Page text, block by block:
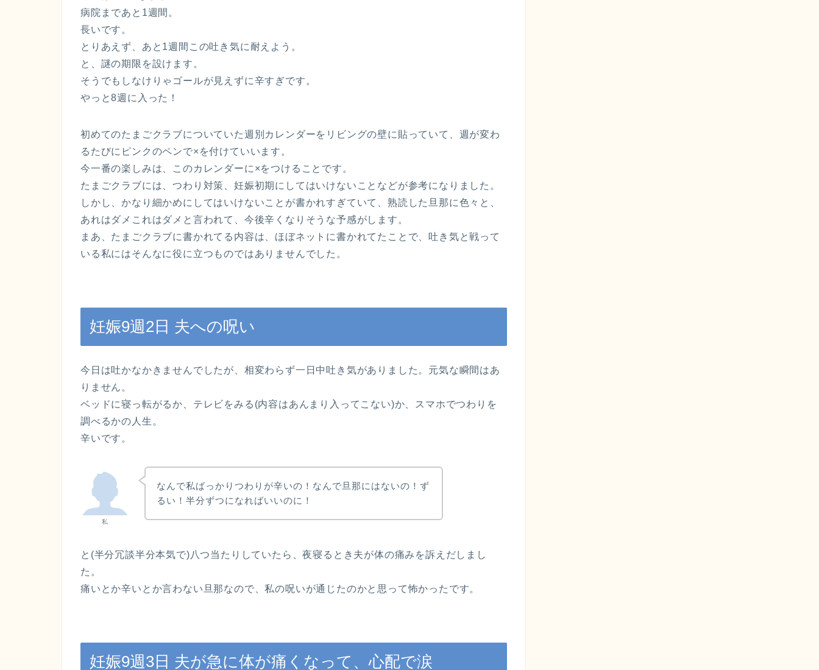
病院まであと1週間。
長いです。
とりあえず、あと1週間この吐き気に耐えよう。
と、謎の期限を設けます。
そうでもしなけりゃゴールが見えずに辛すぎです。
やっと8週に入った！
初めてのたまごクラブについていた週別カレンダーをリビングの壁に貼っていて、週が変わ
るたびにピンクのペンで×を付けていいます。
今一番の楽しみは、このカレンダーに×をつけることです。
たまごクラブには、つわり対策、妊娠初期にしてはいけないことなどが参考になりました。
しかし、かなり細かめにしてはいけないことが書かれすぎていて、熟読した旦那に色々と、
あれはダメこれはダメと言われて、今後辛くなりそうな予感がします。
まあ、たまごクラブに書かれてる内容は、ほぼネットに書かれてたことで、吐き気と戦って
いる私にはそんなに役に立つものではありませんでした。
妊娠9週2日 夫への呪い
今日は吐かなかきませんでしたが、相変わらず一日中吐き気がありました。元気な瞬間はあ
りません。
ベッドに寝っ転がるか、テレビをみる(内容はあんまり入ってこない)か、スマホでつわりを
調べるかの人生。
辛いです。
私
なんで私ばっかりつわりが辛いの！なんで旦那にはないの！ず
るい！半分ずつになればいいのに！
と(半分冗談半分本気で)八つ当たりしていたら、夜寝るとき夫が体の痛みを訴えだしまし
た。
痛いとか辛いとか言わない旦那なので、私の呪いが通じたのかと思って怖かったです。
妊娠9週3日 夫が急に体が痛くなって、心配で涙